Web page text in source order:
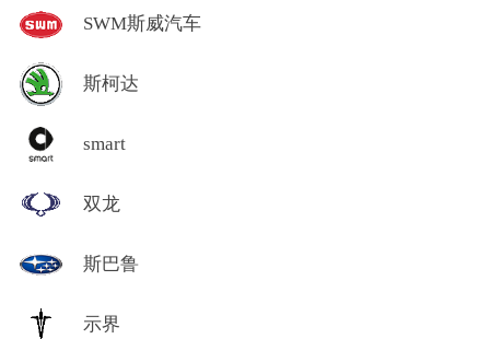
SWM斯威汽车
斯柯达
smart
双龙
斯巴鲁
示界